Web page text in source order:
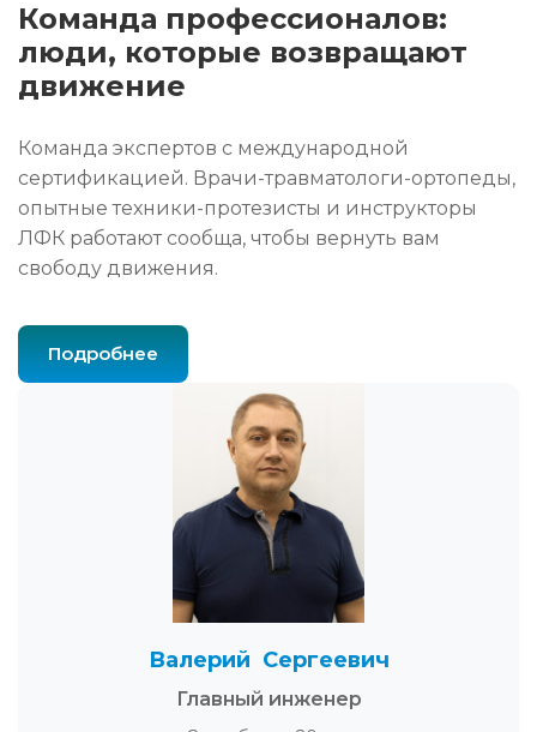
Команда профессионалов:
люди, которые возвращают
движение
Команда экспертов с международной
сертификацией. Врачи-травматологи-ортопеды,
опытные техники-протезисты и инструкторы
ЛФК работают сообща, чтобы вернуть вам
свободу движения.
Подробнее
Валерий Сергеевич
Главный инженер